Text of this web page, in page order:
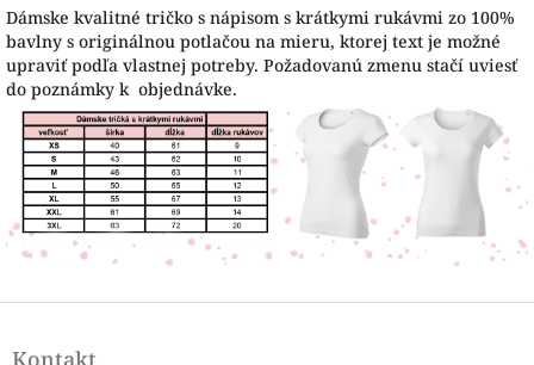
Dámske kvalitné tričko s nápisom s krátkymi rukávmi zo 100%
bavlny s originálnou potlačou na mieru, ktorej text je možné
upraviť podľa vlastnej potreby. Požadovanú zmenu stačí uviesť
do poznámky k objednávke.